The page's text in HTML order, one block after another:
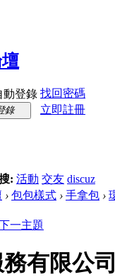
動登錄 找回密碼
錄
立即註冊
: 活動 交友 discuz
› 包包樣式 › 手拿包 ›
有限公